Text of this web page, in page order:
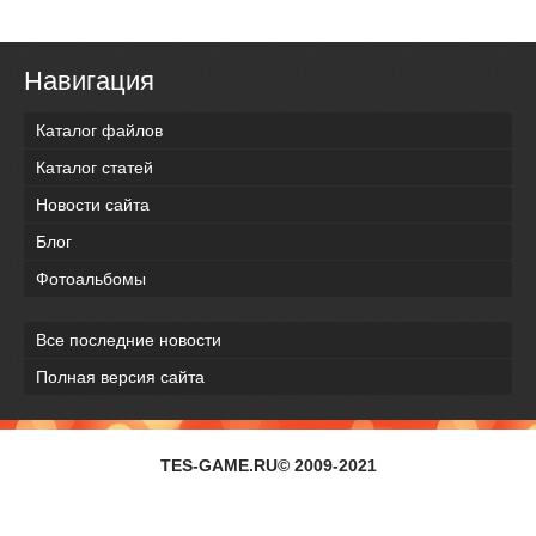
Навигация
Каталог файлов
Каталог статей
Новости сайта
Блог
Фотоальбомы
Все последние новости
Полная версия сайта
TES-GAME.RU© 2009-2021